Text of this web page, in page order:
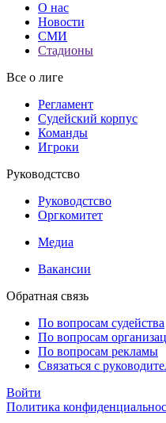
О нас
Новости
СМИ
Стадионы
Все о лиге
Регламент
Судейский корпус
Команды
Игроки
Руководстсво
Руководстсво
Оргкомитет
Медиа
Вакансии
Обратная связь
По вопросам судейства
По вопросам
По вопросам рекламы
Связаться с
Войти
Политика